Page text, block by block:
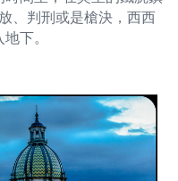
、判刑或是槍決，西西
下。